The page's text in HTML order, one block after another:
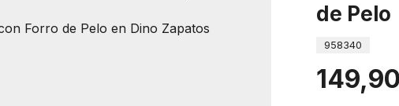
de Pelo
958340